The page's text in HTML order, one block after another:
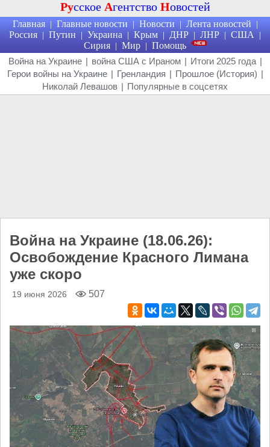
Русское Агентство Новостей
Главная | Главные новости | Новости | Лента новостей |
Россия | Путин | Украина | Крым | ДНР | ЛНР | США |
Сирия | Мир | Помощь
Война на Украине | война США с Ираном | Итоги 2025 года |
Герои войны на Украине | Гренландия | Прошлое (История) |
Николай Левашов | Популярные в соцсетях
Война на Украине (18.06.26):
Освобождение Красного Лимана
уже скоро
19 июня 2026 507